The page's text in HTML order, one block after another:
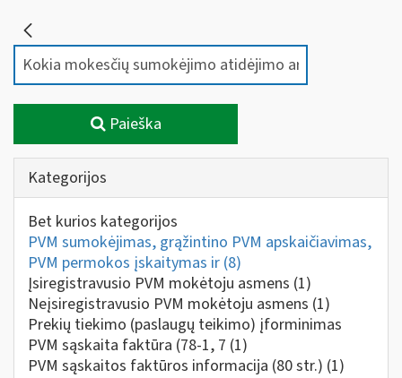
Paieška
Kategorijos
Bet kurios kategorijos
PVM sumokėjimas, grąžintino PVM apskaičiavimas,
PVM permokos įskaitymas ir (8)
Įsiregistravusio PVM mokėtoju asmens (1)
Neįsiregistravusio PVM mokėtoju asmens (1)
Prekių tiekimo (paslaugų teikimo) įforminimas
PVM sąskaita faktūra (78-1, 7 (1)
PVM sąskaitos faktūros informacija (80 str.) (1)